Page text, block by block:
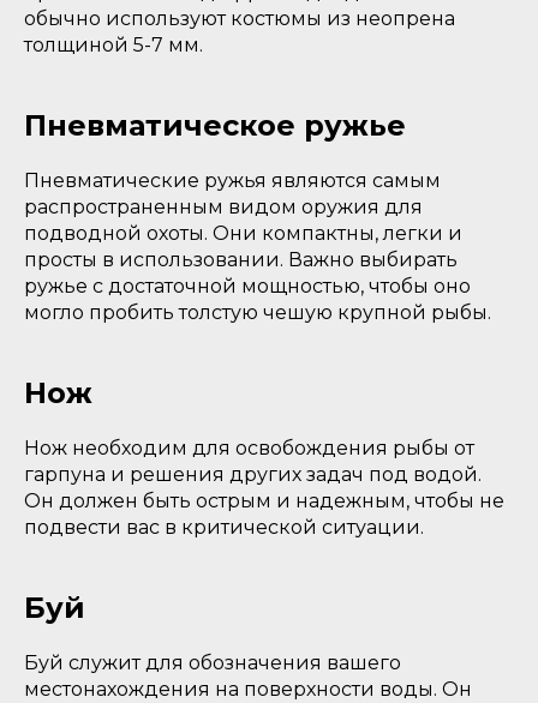
обычно используют костюмы из неопрена
толщиной 5-7 мм.
Пневматическое ружье
Пневматические ружья являются самым
распространенным видом оружия для
подводной охоты. Они компактны, легки и
просты в использовании. Важно выбирать
ружье с достаточной мощностью, чтобы оно
могло пробить толстую чешую крупной рыбы.
Нож
Нож необходим для освобождения рыбы от
гарпуна и решения других задач под водой.
Он должен быть острым и надежным, чтобы не
подвести вас в критической ситуации.
Буй
Буй служит для обозначения вашего
местонахождения на поверхности воды. Он